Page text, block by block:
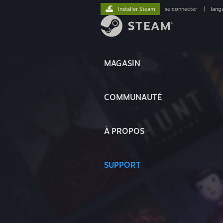
MAGASIN
COMMUNAUTÉ
À PROPOS
SUPPORT
Installer Steam se connecter